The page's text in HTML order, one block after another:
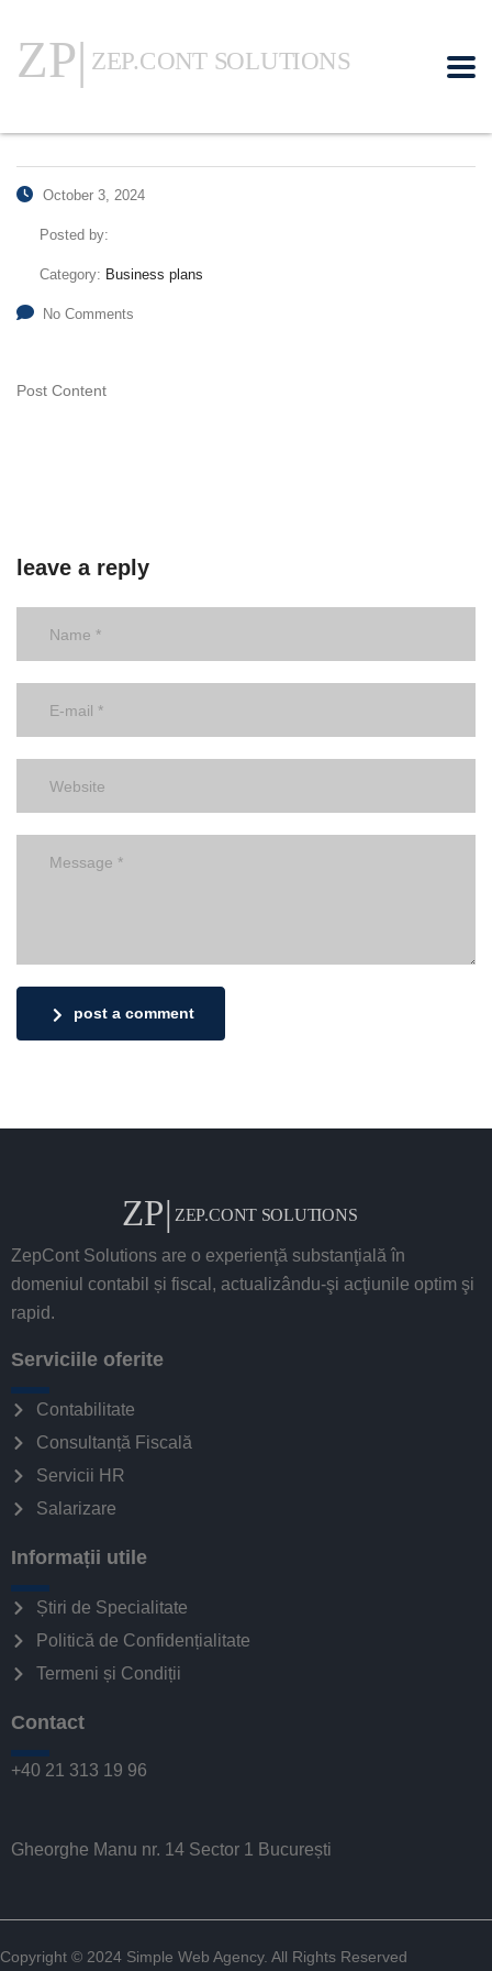
October 3, 2024
Posted by:
Category: Business plans
No Comments
Post Content
leave a reply
post a comment
ZepCont Solutions are o experienţă substanţială în
domeniul contabil și fiscal, actualizându-şi acţiunile optim şi
rapid.
Serviciile oferite
Contabilitate
Consultanță Fiscală
Servicii HR
Salarizare
Informații utile
Știri de Specialitate
Politică de Confidențialitate
Termeni și Condiții
Contact
+40 21 313 19 96
Gheorghe Manu nr. 14 Sector 1 București
Copyright © 2024 Simple Web Agency. All Rights Reserved